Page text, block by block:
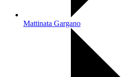
Mattinata Gargano